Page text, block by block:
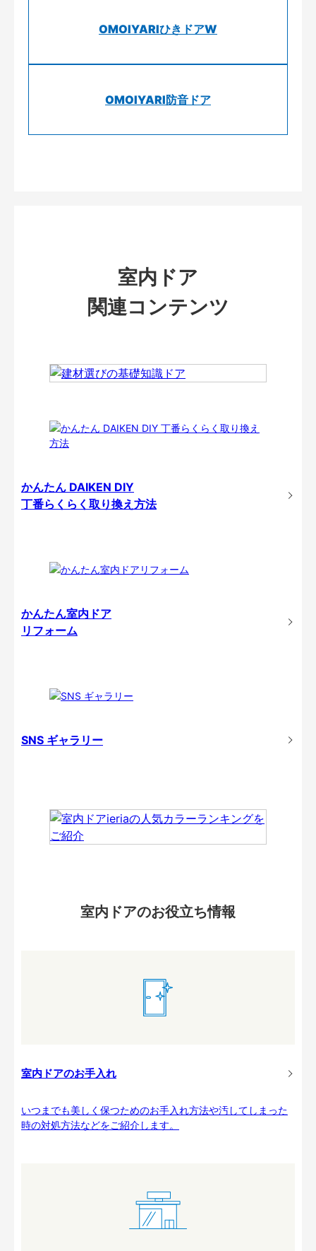
OMOIYARIひきドアW
OMOIYARI防音ドア
室内ドア
関連コンテンツ
かんたん DAIKEN DIY
丁番らくらく取り換え方法
かんたん室内ドア
リフォーム
SNS ギャラリー
室内ドアのお役立ち情報
室内ドアのお手入れ
いつまでも美しく保つためのお手入れ方法や汚してしまった
時の対処方法などをご紹介します。